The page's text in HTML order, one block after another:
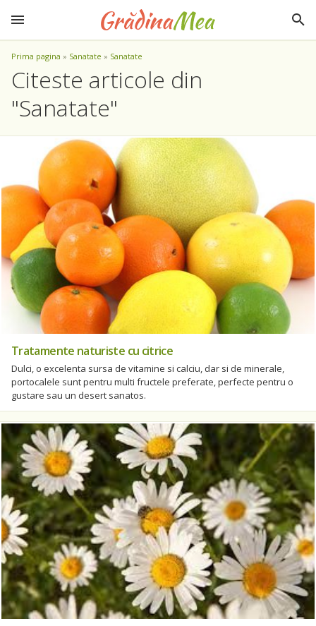
Prima pagina » Sanatate » Sanatate
Citeste articole din
"Sanatate"
Tratamente naturiste cu citrice
Dulci, o excelenta sursa de vitamine si calciu, dar si de minerale,
portocalele sunt pentru multi fructele preferate, perfecte pentru o
gustare sau un desert sanatos.